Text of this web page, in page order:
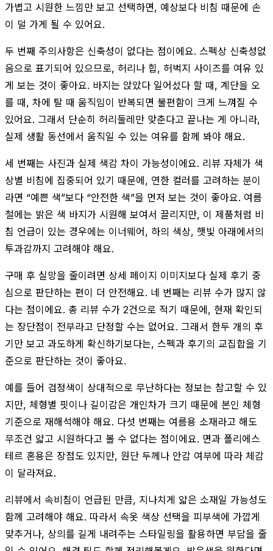
가볍고 시원한 느낌만 보고 선택하면, 예상보다 비침 때문에 손
이 덜 가게 될 수 있어요.
두 번째 주의사항은 신축성이 없다는 점이에요. 스펙상 신축성없
음으로 표기되어 있으므로, 허리나 힙, 허벅지 사이즈를 여유 있
게 보는 것이 좋아요. 바지는 앉았다 일어섰다 할 때, 계단을 오
를 때, 차에 탈 때 움직임이 반복되면 불편함이 크게 느껴질 수
있어요. 그래서 단순히 허리둘레만 맞춘다고 끝나는 게 아니라,
실제 생활 동선에서 움직일 수 있는 여유를 함께 봐야 해요.
세 번째는 사진과 실제 색감 차이 가능성이에요. 리뷰 자체가 색
상별 비침에 집중되어 있기 때문에, 연한 컬러를 고려하는 분이
라면 “예쁜 색”보다 “안전한 색”을 먼저 보는 것이 좋아요. 여름
철에는 밝은 색 바지가 시원해 보여서 끌리지만, 이 제품처럼 비
침 언급이 있는 경우에는 이너웨어, 하의 색상, 햇빛 아래에서의
투과감까지 고려해야 해요.
구매 후 실망을 줄이려면 상세 페이지 이미지보다 실제 후기 중
심으로 판단하는 편이 더 안전해요. 네 번째는 리뷰 수가 많지 않
다는 점이에요. 총 리뷰 수가 2건으로 적기 때문에, 현재 확인되
는 장단점이 전부라고 단정할 수는 없어요. 그래서 한두 개의 후
기만 보고 과도하게 확신하기보다는, 스펙과 후기의 교집합을 기
준으로 판단하는 것이 좋아요.
예를 들어 검정색이 상대적으로 무난하다는 정보는 참고할 수 있
지만, 체형별 핏이나 길이감은 개인차가 크기 때문에 본인 체형
기준으로 재해석해야 해요. 다섯 번째는 여름용 소재라고 해도
무조건 얇고 시원하다고 볼 수 없다는 점이에요. 면과 폴리에스
테르 혼용은 장점도 있지만, 원단 두께나 안감 여부에 따라 체감
이 달라져요.
리뷰에서 속비침이 언급된 만큼, 지나치게 얇은 소재일 가능성도
함께 고려해야 해요. 따라서 속옷 색상 선택을 피부색에 가깝게
맞추거나, 상의를 길게 내려주는 스타일링을 활용하면 부담을 줄